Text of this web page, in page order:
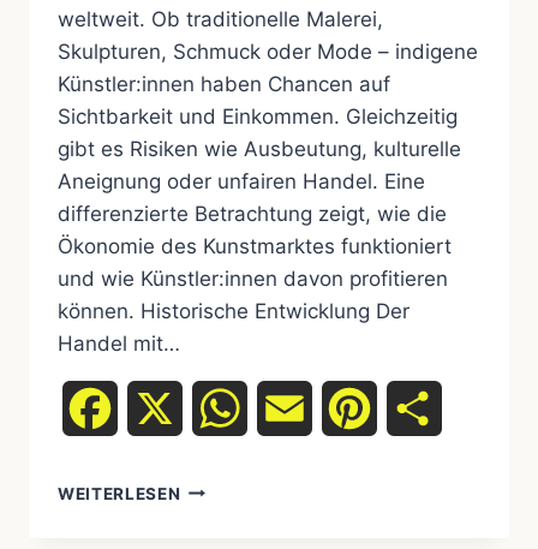
weltweit. Ob traditionelle Malerei,
Skulpturen, Schmuck oder Mode – indigene
Künstler:innen haben Chancen auf
Sichtbarkeit und Einkommen. Gleichzeitig
gibt es Risiken wie Ausbeutung, kulturelle
Aneignung oder unfairen Handel. Eine
differenzierte Betrachtung zeigt, wie die
Ökonomie des Kunstmarktes funktioniert
und wie Künstler:innen davon profitieren
können. Historische Entwicklung Der
Handel mit…
Facebook WhatsAppEmail Pinterest
WEITERLESEN